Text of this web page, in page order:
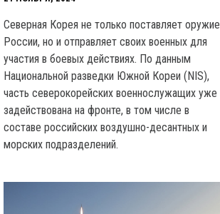
Северная Корея не только поставляет оружие
России, но и отправляет своих военных для
участия в боевых действиях. По данным
Национальной разведки Южной Кореи (NIS),
часть северокорейских военнослужащих уже
задействована на фронте, в том числе в
составе российских воздушно-десантных и
морских подразделений.